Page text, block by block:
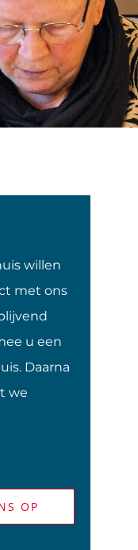
willen
met ons
u een
Daarna
we
OP